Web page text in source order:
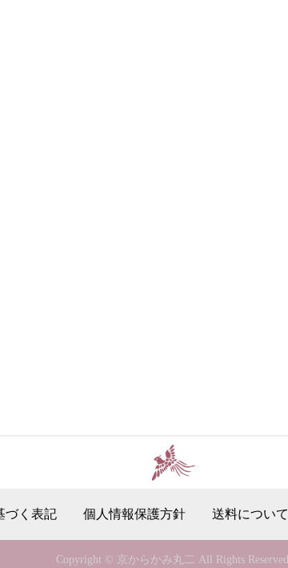
づく表記 個人情報保護方針 送料について
Copyright © 京からかみ丸二 All Rights Reserved.